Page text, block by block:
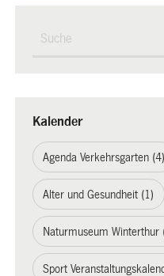
Kalender
Agenda Verkehrsgarten (4)
Alter und Gesundheit (1)
Naturmuseum Winterthur
Sport